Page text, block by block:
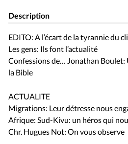
Description
EDITO: A l’écart de la tyrannie du
Les gens: Ils font l’actualité
Confessions de… Jonathan Boulet:
la Bible
ACTUALITE
Migrations: Leur détresse nous
Afrique: Sud-Kivu: un héros qui
Chr. Hugues Not: On vous observe